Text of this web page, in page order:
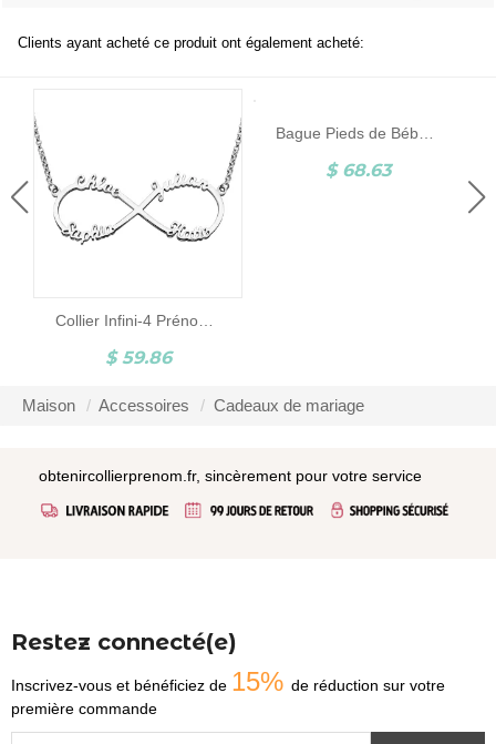
Clients ayant acheté ce produit ont également acheté:
Collier Infini-4 Prénoms-Argent
$ 59.86
Bague Pieds de Bébé-Pierre de Naissance et Gravure-Argent
$ 68.63
Maison Accessoires Cadeaux de mariage
obtenircollierprenom.fr, sincèrement pour votre service
Restez connecté(e)
Inscrivez-vous et bénéficiez de 15% de réduction sur votre
première commande